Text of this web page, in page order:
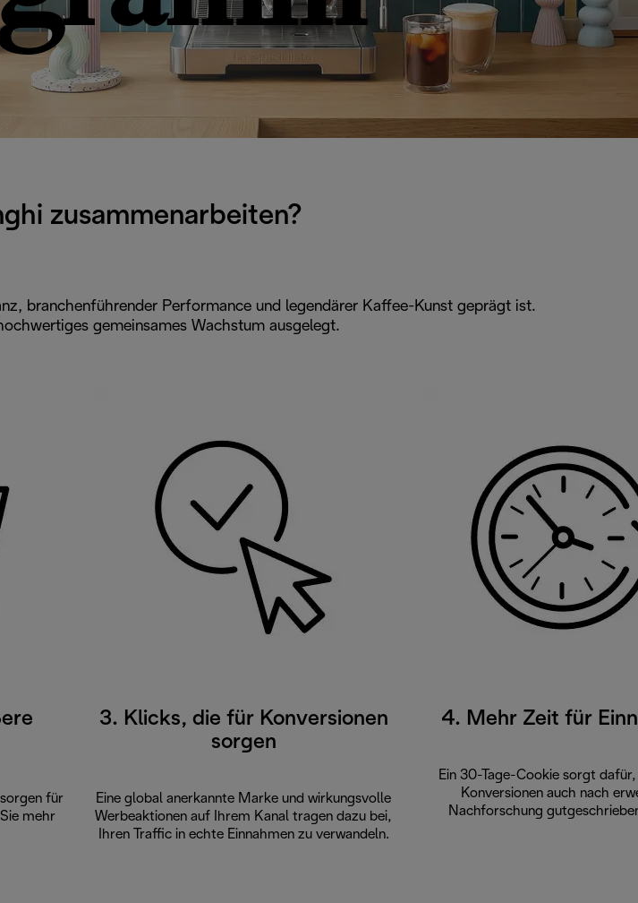
zusammenarbeiten?
branchenführender Performance und legendärer Kaffee-Kunst geprägt ist.
gemeinsames Wachstum ausgelegt.
für
mehr
3. Klicks, die für Konversionen
sorgen
Eine global anerkannte Marke und wirkungsvolle
Werbeaktionen auf Ihrem Kanal tragen dazu bei,
Ihren Traffic in echte Einnahmen zu verwandeln.
4. Mehr Zeit für
Ein 30-Tage-Cookie sorgt dafür,
Konversionen auch nach
Nachforschung